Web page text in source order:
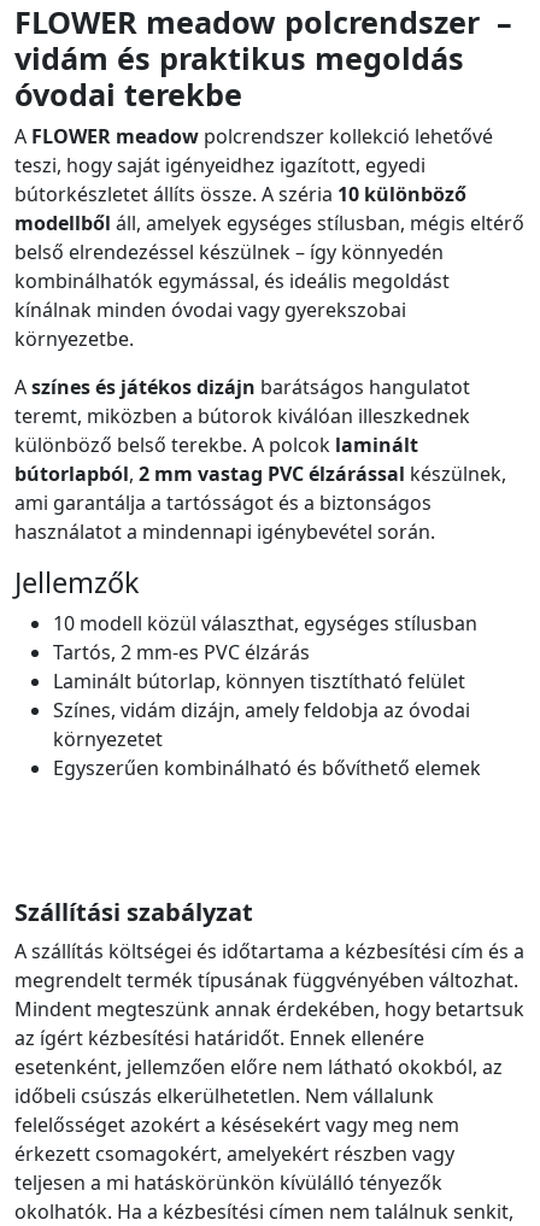
FLOWER meadow polcrendszer –
vidám és praktikus megoldás
óvodai terekbe
A FLOWER meadow polcrendszer kollekció lehetővé
teszi, hogy saját igényeidhez igazított, egyedi
bútorkészletet állíts össze. A széria 10 különböző
modellből áll, amelyek egységes stílusban, mégis eltérő
belső elrendezéssel készülnek – így könnyedén
kombinálhatók egymással, és ideális megoldást
kínálnak minden óvodai vagy gyerekszobai
környezetbe.
Aszínes és játékos dizájn barátságos hangulatot
teremt, miközben a bútorok kiválóan illeszkednek
különböző belső terekbe. A polcok laminált
bútorlapból, 2 mm vastag PVC élzárással készülnek,
ami garantálja a tartósságot és a biztonságos
használatot a mindennapi igénybevétel során.
Jellemzők
10 modell közül választhat, egységes stílusban
Tartós, 2 mm-es PVC élzárás
Laminált bútorlap, könnyen tisztítható felület
Színes, vidám dizájn, amely feldobja az óvodai
környezetet
Egyszerűen kombinálható és bővíthető elemek
Szállítási szabályzat
A szállítás költségei és időtartama a kézbesítési cím és a
megrendelt termék típusának függvényében változhat.
Mindent megteszünk annak érdekében, hogy betartsuk
az ígért kézbesítési határidőt. Ennek ellenére
esetenként, jellemzően előre nem látható okokból, az
időbeli csúszás elkerülhetetlen. Nem vállalunk
felelősséget azokért a késésekért vagy meg nem
érkezett csomagokért, amelyekért részben vagy
teljesen a mi hatáskörünkön kívülálló tényezők
okolhatók. Ha a kézbesítési címen nem találnuk senkit,